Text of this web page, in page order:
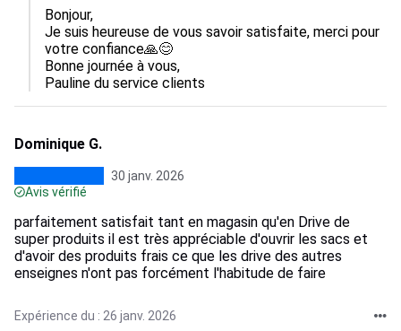
Bonjour,
Je suis heureuse de vous savoir satisfaite, merci pour
votre confiance🙏😊
Bonne journée à vous,
Pauline du service clients
Dominique G.
30 janv. 2026
Avis vérifié
parfaitement satisfait tant en magasin qu'en Drive de
super produits il est très appréciable d'ouvrir les sacs et
d'avoir des produits frais ce que les drive des autres
enseignes n'ont pas forcément l'habitude de faire
Expérience du : 26 janv. 2026